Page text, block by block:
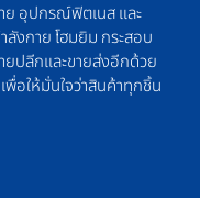
ย อุปกรณ์ฟิตเนส และ
งกาย โฮมยิม กระสอบ
ยปลีกและขายส่งอีกด้วย
พื่อให้มั่นใจว่าสินค้าทุกชิ้น